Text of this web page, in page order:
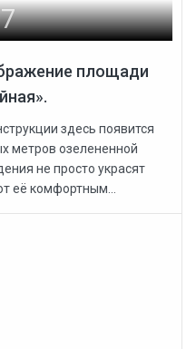
площади
здесь появится
метров озелененной
не просто украсят
её комфортным...